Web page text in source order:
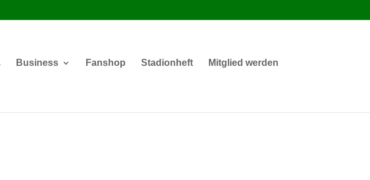
Business Fanshop Stadionheft Mitglied werden